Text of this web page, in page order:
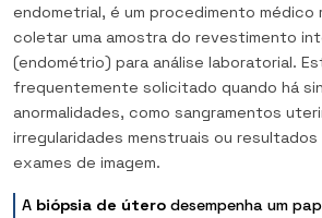
endometrial, é um procedimento médico
coletar uma amostra do revestimento
(endométrio) para análise laboratorial.
frequentemente solicitado quando há
anormalidades, como sangramentos
irregularidades menstruais ou resultados
exames de imagem.
A biópsia de útero desempenha um